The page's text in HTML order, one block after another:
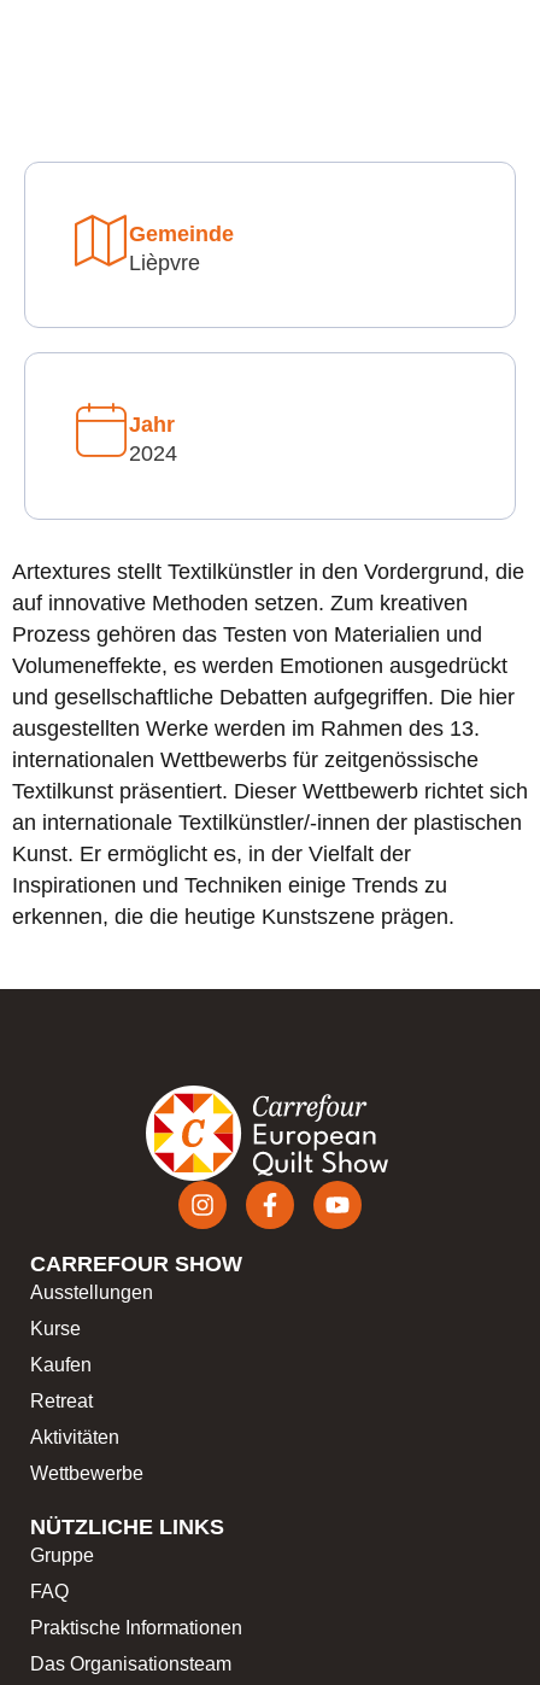
Gemeinde
Lièpvre
Jahr
2024
Artextures stellt Textilkünstler in den Vordergrund, die
auf innovative Methoden setzen. Zum kreativen
Prozess gehören das Testen von Materialien und
Volumeneffekte, es werden Emotionen ausgedrückt
und gesellschaftliche Debatten aufgegriffen. Die hier
ausgestellten Werke werden im Rahmen des 13.
internationalen Wettbewerbs für zeitgenössische
Textilkunst präsentiert. Dieser Wettbewerb richtet sich
an internationale Textilkünstler/-innen der plastischen
Kunst. Er ermöglicht es, in der Vielfalt der
Inspirationen und Techniken einige Trends zu
erkennen, die die heutige Kunstszene prägen.
CARREFOUR SHOW
Ausstellungen
Kurse
Kaufen
Retreat
Aktivitäten
Wettbewerbe
NÜTZLICHE LINKS
Gruppe
FAQ
Praktische Informationen
Das Organisationsteam